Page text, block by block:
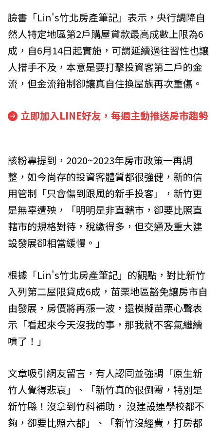
臉書「Lin's竹北房產筆記」表示，央行調降自
然人特定地區第2戶購屋貸款最高成數上限為6
成，自6月14日起實施，可謂延續過往習性也讓
人措手不及，本意是要打擊投資客第二戶的金
流，但金流箝制卻讓真自住換屋族再次重傷。
立即加入LINE好友，每週主動推送房市趨勢
該粉專提到，2020~2023年房市政策一再調
整，如今尚存的投資客體質都很強健，新的信
用管制「只會傷到跟風的新手投客」，新竹更
是無辜遭殃，「明明是非直轄市，卻要比照直
轄市的規格對待，稅繳得多，但交通及重大建
設發展卻相當緩慢。」
根據「Lin's竹北房產筆記」的觀點，對比新竹
入列第二屋限貸成6成，苗栗地區豁免讓房市自
由發展，房價將再漲一波，還模擬苗栗心聲表
示「看起來今天沒我的事，那我就不客氣繼續
噴了！」
文章吸引網友留言，有人認同並強調「原生新
竹人覺得悲哀」、「新竹真的很倒霉，特別是
新竹縣！沒拿到竹科補助， 沒建設連學校都不
夠，卻要比照六都」、「新竹沒經費，打房都